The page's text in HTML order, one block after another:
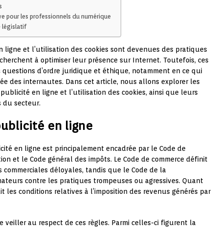
pour les professionnels du numérique
législatif
ligne et l’utilisation des cookies sont devenues des pratiques
à optimiser leur présence sur Internet. Toutefois, ces
d’ordre juridique et éthique, notamment en ce qui
des internautes. Dans cet article, nous allons explorer les
en ligne et l’utilisation des cookies, ainsi que leurs
du secteur.
en ligne
en ligne est principalement encadrée par le Code de
et le Code général des impôts. Le Code de commerce définit
déloyales, tandis que le Code de la
contre les pratiques trompeuses ou agressives. Quant
les conditions relatives à l’imposition des revenus générés par
veiller au respect de ces règles. Parmi celles-ci figurent la